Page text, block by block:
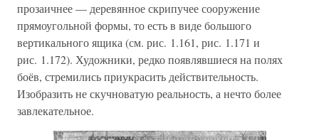
прозаичнее — деревянное скрипучее сооружение
прямоугольной формы, то есть в виде большого
вертикального ящика (см. рис. 1.161, рис. 1.171 и
рис. 1.172). Художники, редко появлявшиеся на полях
боёв, стремились приукрасить действительность.
Изобразить не скучноватую реальность, а нечто более
завлекательное.